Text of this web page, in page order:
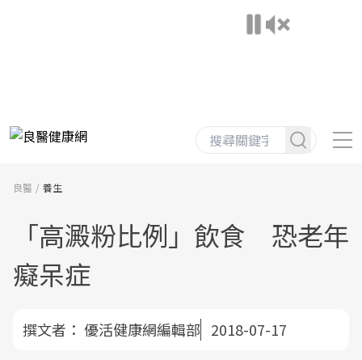
良醫 養生
「高澱粉比例」飲食 恐老年
癡呆症
撰文者： 優活健康網編輯部 2018-07-17